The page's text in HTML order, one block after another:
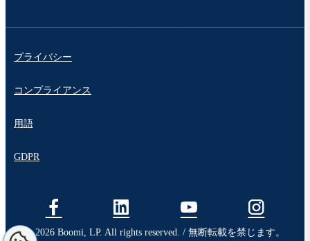
プライバシー
コンプライアンス
用語
GDPR
© 2026 Boomi, LP. All rights reserved. / 無断転載を禁じます。